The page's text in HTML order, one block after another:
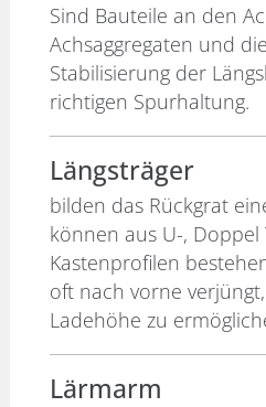
Sind Bauteile an den
Achsaggregaten und
Stabilisierung der
richtigen Spurhaltung.
Längsträger
bilden das Rückgrat
können aus U-, Doppel
Kastenprofilen
oft nach vorne
Ladehöhe zu
Lärmarm